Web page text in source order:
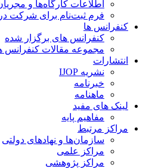
اطلاعات کارگاه‌ها و مجریان
فرم ثبت‌نام برای شرکت در
کنفرانس ها
کنفرانس های برگزار شده
مجموعه مقالات کنفرانس ها
انتشارات
نشریه IJOP
خبرنامه
ماهنامه
لینک های مفید
مفاهیم پایه
مراکز مرتبط
سازمان‌ها و نهادهای دولتی
مراکز علمی
مراکز پژوهشی